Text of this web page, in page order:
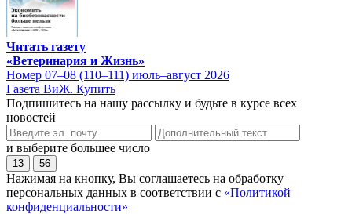
Читать газету
«Ветеринария и Жизнь»
Номер 07–08 (110–111) июль–август 2026
Газета ВиЖ. Купить
Подпишитесь на нашу рассылку и будьте в курсе всех
новостей
и выберите большее число
13 56
Нажимая на кнопку, Вы соглашаетесь на обработку
персональных данных в соответствии с «Политикой
конфиденциальности»